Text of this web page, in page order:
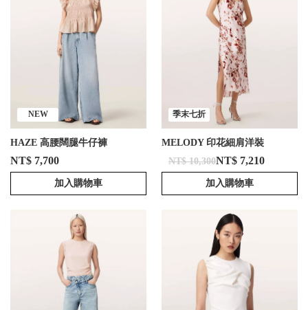
NEW
HAZE 高腰闊腿牛仔褲
NT$ 7,700
加入購物車
季末七折
MELODY 印花細肩洋裝
NT$ 10,300NT$ 7,210
加入購物車